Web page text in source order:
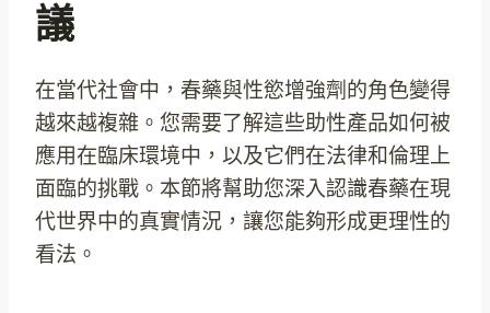
議
在當代社會中，春藥與性慾增強劑的角色變得
越來越複雜。您需要了解這些助性產品如何被
應用在臨床環境中，以及它們在法律和倫理上
面臨的挑戰。本節將幫助您深入認識春藥在現
代世界中的真實情況，讓您能夠形成更理性的
看法。